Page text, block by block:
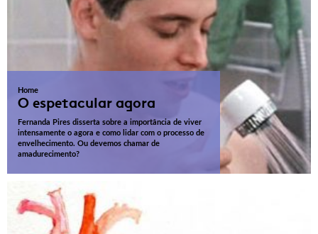
Home
O espetacular agora
Fernanda Pires disserta sobre a importância de viver
intensamente o agora e como lidar com o processo de
envelhecimento. Ou devemos chamar de
amadurecimento?